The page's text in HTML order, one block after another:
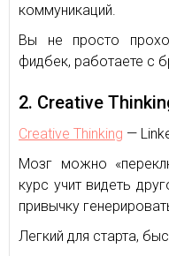
коммуникаций.
Вы не просто
фидбек, работаете с
2. Creative
Creative Thinking —
Мозг можно
курс учит видеть
привычку
Легкий для старта,